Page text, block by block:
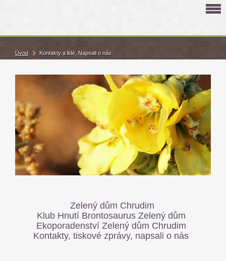
Zelený dům Chrudim
Klub Hnutí Brontosaurus Zelený dům
Ekoporadenství Zelený dům Chrudim
Kontakty, tiskové zprávy, napsali o nás
Úvod Kontakty a lidé, Napsali o nás